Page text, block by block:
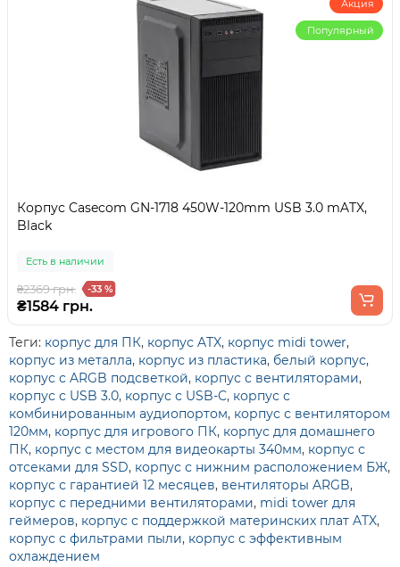
Акция
Популярный
Корпус Casecom GN-1718 450W-120mm USB 3.0 mATX,
Black
Есть в наличии
₴2369 грн. -33 %
₴1584 грн.
Теги: корпус для ПК, корпус ATX, корпус midi tower,
корпус из металла, корпус из пластика, белый корпус,
корпус с ARGB подсветкой, корпус с вентиляторами,
корпус с USB 3.0, корпус с USB-C, корпус с
комбинированным аудиопортом, корпус с вентилятором
120мм, корпус для игрового ПК, корпус для домашнего
ПК, корпус с местом для видеокарты 340мм, корпус с
отсеками для SSD, корпус с нижним расположением БЖ,
корпус с гарантией 12 месяцев, вентиляторы ARGB,
корпус с передними вентиляторами, midi tower для
геймеров, корпус с поддержкой материнских плат ATX,
корпус с фильтрами пыли, корпус с эффективным
охлаждением